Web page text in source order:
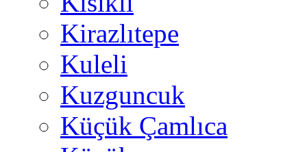
Kirazlıtepe
Kuleli
Kuzguncuk
Küçük Çamlıca